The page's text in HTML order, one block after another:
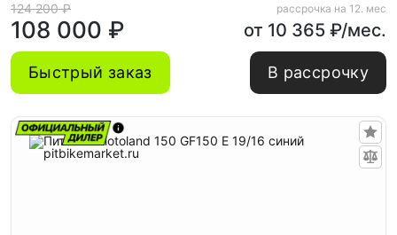
124 200 ₽
108 000 ₽
рассрочка на 12. мес
от 10 365 ₽/мес.
Быстрый заказ В рассрочку